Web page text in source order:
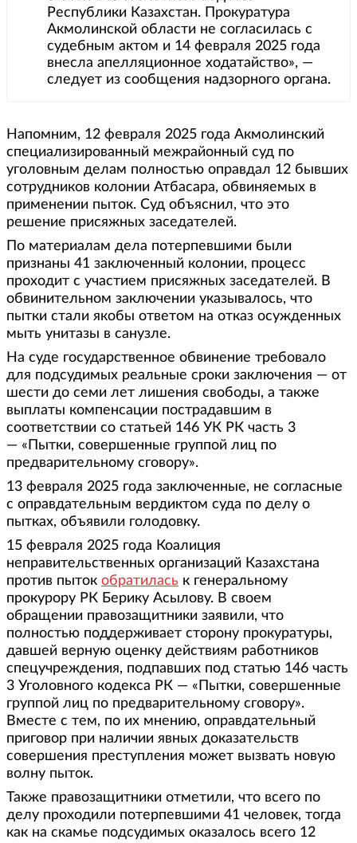
Республики Казахстан. Прокуратура
Акмолинской области не согласилась с
судебным актом и 14 февраля 2025 года
внесла апелляционное ходатайство», —
следует из сообщения надзорного органа.
Напомним, 12 февраля 2025 года Акмолинский
специализированный межрайонный суд по
уголовным делам полностью оправдал 12 бывших
сотрудников колонии Атбасара, обвиняемых в
применении пыток. Суд объяснил, что это
решение присяжных заседателей.
По материалам дела потерпевшими были
признаны 41 заключенный колонии, процесс
проходит с участием присяжных заседателей. В
обвинительном заключении указывалось, что
пытки стали якобы ответом на отказ осужденных
мыть унитазы в санузле.
На суде государственное обвинение требовало
для подсудимых реальные сроки заключения — от
шести до семи лет лишения свободы, а также
выплаты компенсации пострадавшим в
соответствии со статьей 146 УК РК часть 3
— «Пытки, совершенные группой лиц по
предварительному сговору».
13 февраля 2025 года заключенные, не согласные
с оправдательным вердиктом суда по делу о
пытках, объявили голодовку.
15 февраля 2025 года Коалиция
неправительственных организаций Казахстана
против пыток обратилась к генеральному
прокурору РК Берику Асылову. В своем
обращении правозащитники заявили, что
полностью поддерживает сторону прокуратуры,
давшей верную оценку действиям работников
спецучреждения, подпавших под статью 146 часть
3 Уголовного кодекса РК — «Пытки, совершенные
группой лиц по предварительному сговору».
Вместе с тем, по их мнению, оправдательный
приговор при наличии явных доказательств
совершения преступления может вызвать новую
волну пыток.
Также правозащитники отметили, что всего по
делу проходили потерпевшими 41 человек, тогда
как на скамье подсудимых оказалось всего 12